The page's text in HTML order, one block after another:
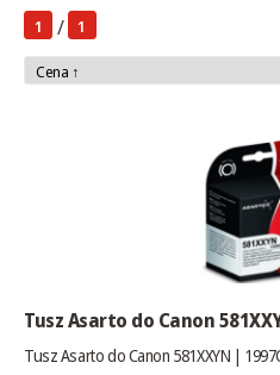
1 / 1
Tusz Asarto do Canon
Tusz Asarto do Canon 581XXYN |